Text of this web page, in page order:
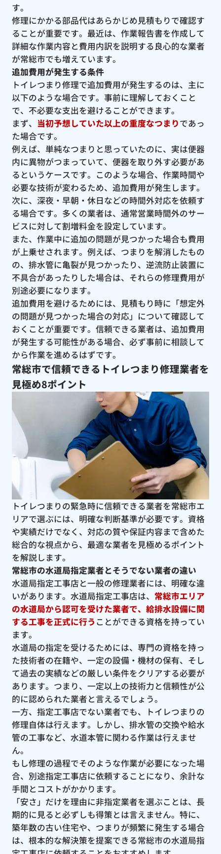
す。
修理にかかる部品代はあらかじめ見積もりで確認す
ることが重要です。最近は、作業報告書を作成して
詳細な作業内容と費用内訳を説明する良心的な業者
が常総市でも増えています。
追加費用が発生する条件
トイレつまり修理で追加費用が発生するのは、主に
以下のような場合です。事前に理解しておくこと
で、不必要な支出を避けることができます。
まず、 当初予想していた以上の重度なつまりであっ
た場合です。
例えば、単純なつまりと思っていたのに、実は便器
内に異物がつまっていて、便器を取り外す必要があ
るというケースです。このような場合、作業時間や
必要な技術が変わるため、追加費用が発生します。
次に、深夜・早朝・休日などの時間外対応を依頼す
る場合です。多くの業者は、通常営業時間外のサー
ビスに対して割増料金を設定しています。
また、作業中に追加の問題が見つかった場合も費用
が上乗せされます。例えば、つまりを解消したもの
の、排水管に亀裂が見つかったり、逆流防止装置に
不具合があったりした場合は、それらの修理費用が
別途必要になります。
追加費用を避けるためには、見積もり時に「想定外
の問題が見つかった場合の対応」について確認して
おくことが重要です。信頼できる業者は、追加費用
が発生する可能性がある場合、必ず事前に相談して
から作業を進めるはずです。
常総市で信頼できるトイレつまり修理業者を
見極め8ポイント
トイレつまりの緊急時に信頼できる業者を常総市エ
リアで選ぶには、明確な判断基準が必要です。資格
や実績だけでなく、対応の質や保証内容まで含めた
総合的な視点から、最適な業者を見極めるポイント
を解説します。
常総市の水道局指定業者とそうでない業者の違い
水道局指定工事店と一般の修理業者には、明確な違
いがあります。水道局指定工事店は、 常総市エリア
の水道局から認可を受けた業者で、給排水設備に関
する工事を正式に行う ことができる資格を持ってい
ます。
水道局の指定を受けるためには、専門の資格を持っ
た技術者の在籍や、一定の設備・機材の保有、そし
て過去の実績などの厳しい条件をクリアする必要が
あります。つまり、一定以上の技術力と信頼性が公
的に認められた業者と言えるでしょう。
一方、指定工事店でない業者でも、トイレつまりの
修理自体は行えます。しかし、排水管の交換や給水
管の工事など、水道本管に関わる作業は行えませ
ん。
もし修理の過程でそのような作業が必要になった場
合、別途指定工事店に依頼することになり、余計な
手間とコストがかかります。
「安さ」だけを理由に非指定業者を選ぶことは、長
期的に見ると必ずしも得策とは言えません。特に、
築年数の古い住宅や、つまりが頻繁に発生する場合
は、根本的な解決策を提案できる常総市の水道局指